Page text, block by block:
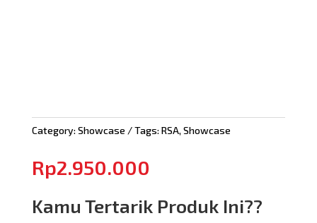
Category: Showcase Tags: RSA, Showcase
Rp2.950.000
Kamu Tertarik Produk Ini??